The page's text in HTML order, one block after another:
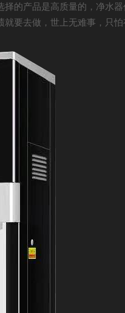
的产品是高质量的，净水
要去做，世上无难事，只